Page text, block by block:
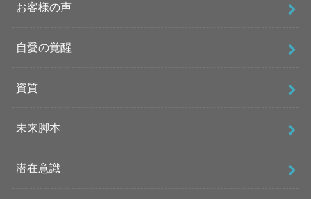
お客様の声
自愛の覚醒
資質
未来脚本
潜在意識